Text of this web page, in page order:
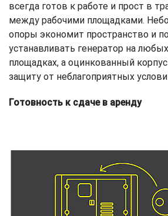
всегда готов к работе и прост в
между рабочими площадками.
опоры экономит пространство и
устанавливать генератор на
площадках, а оцинкованный корпус
защиту от неблагоприятных
Готовность к сдаче в аренду